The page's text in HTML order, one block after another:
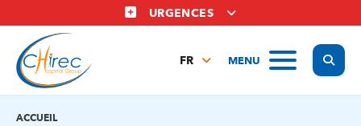
au
contenu
principal
URGENCES
MENU
FR
ACCUEIL